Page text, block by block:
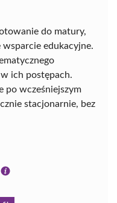
do matury,
edukacyjne.
ich postępach.
po wcześniejszym
stacjonarnie, bez